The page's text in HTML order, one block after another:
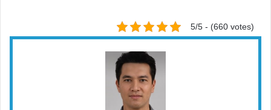
5/5 - (660 votes)